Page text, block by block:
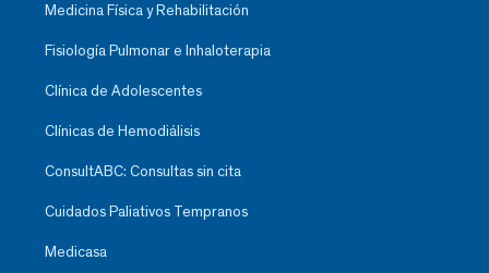
Medicina Física y Rehabilitación
Fisiología Pulmonar e Inhaloterapia
Clínica de Adolescentes
Clínicas de Hemodiálisis
ConsultABC: Consultas sin cita
Cuidados Paliativos Tempranos
Medicasa